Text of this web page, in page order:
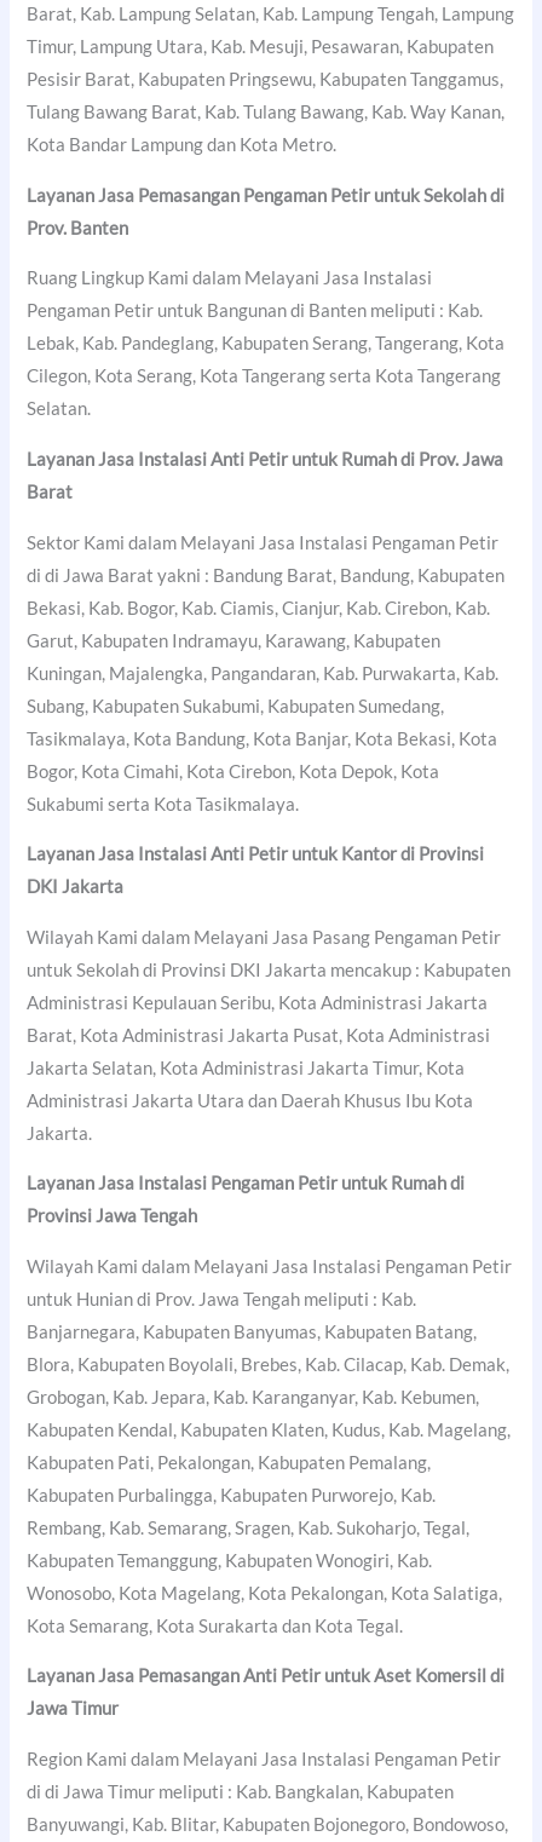
Barat, Kab. Lampung Selatan, Kab. Lampung Tengah, Lampung
Timur, Lampung Utara, Kab. Mesuji, Pesawaran, Kabupaten
Pesisir Barat, Kabupaten Pringsewu, Kabupaten Tanggamus,
Tulang Bawang Barat, Kab. Tulang Bawang, Kab. Way Kanan,
Kota Bandar Lampung dan Kota Metro.
Layanan Jasa Pemasangan Pengaman Petir untuk Sekolah di
Prov. Banten
Ruang Lingkup Kami dalam Melayani Jasa Instalasi
Pengaman Petir untuk Bangunan di Banten meliputi : Kab.
Lebak, Kab. Pandeglang, Kabupaten Serang, Tangerang, Kota
Cilegon, Kota Serang, Kota Tangerang serta Kota Tangerang
Selatan.
Layanan Jasa Instalasi Anti Petir untuk Rumah di Prov. Jawa
Barat
Sektor Kami dalam Melayani Jasa Instalasi Pengaman Petir
di di Jawa Barat yakni : Bandung Barat, Bandung, Kabupaten
Bekasi, Kab. Bogor, Kab. Ciamis, Cianjur, Kab. Cirebon, Kab.
Garut, Kabupaten Indramayu, Karawang, Kabupaten
Kuningan, Majalengka, Pangandaran, Kab. Purwakarta, Kab.
Subang, Kabupaten Sukabumi, Kabupaten Sumedang,
Tasikmalaya, Kota Bandung, Kota Banjar, Kota Bekasi, Kota
Bogor, Kota Cimahi, Kota Cirebon, Kota Depok, Kota
Sukabumi serta Kota Tasikmalaya.
Layanan Jasa Instalasi Anti Petir untuk Kantor di Provinsi
DKI Jakarta
Wilayah Kami dalam Melayani Jasa Pasang Pengaman Petir
untuk Sekolah di Provinsi DKI Jakarta mencakup : Kabupaten
Administrasi Kepulauan Seribu, Kota Administrasi Jakarta
Barat, Kota Administrasi Jakarta Pusat, Kota Administrasi
Jakarta Selatan, Kota Administrasi Jakarta Timur, Kota
Administrasi Jakarta Utara dan Daerah Khusus Ibu Kota
Jakarta.
Layanan Jasa Instalasi Pengaman Petir untuk Rumah di
Provinsi Jawa Tengah
Wilayah Kami dalam Melayani Jasa Instalasi Pengaman Petir
untuk Hunian di Prov. Jawa Tengah meliputi : Kab.
Banjarnegara, Kabupaten Banyumas, Kabupaten Batang,
Blora, Kabupaten Boyolali, Brebes, Kab. Cilacap, Kab. Demak,
Grobogan, Kab. Jepara, Kab. Karanganyar, Kab. Kebumen,
Kabupaten Kendal, Kabupaten Klaten, Kudus, Kab. Magelang,
Kabupaten Pati, Pekalongan, Kabupaten Pemalang,
Kabupaten Purbalingga, Kabupaten Purworejo, Kab.
Rembang, Kab. Semarang, Sragen, Kab. Sukoharjo, Tegal,
Kabupaten Temanggung, Kabupaten Wonogiri, Kab.
Wonosobo, Kota Magelang, Kota Pekalongan, Kota Salatiga,
Kota Semarang, Kota Surakarta dan Kota Tegal.
Layanan Jasa Pemasangan Anti Petir untuk Aset Komersil di
Jawa Timur
Region Kami dalam Melayani Jasa Instalasi Pengaman Petir
di di Jawa Timur meliputi : Kab. Bangkalan, Kabupaten
Banyuwangi, Kab. Blitar, Kabupaten Bojonegoro, Bondowoso,